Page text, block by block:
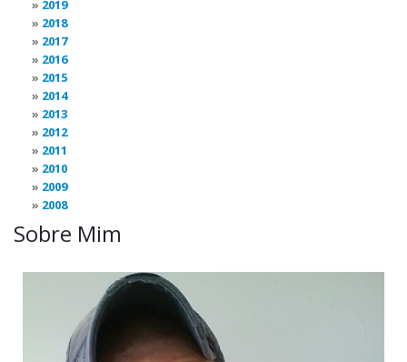
2019
2018
2017
2016
2015
2014
2013
2012
2011
2010
2009
2008
Sobre Mim